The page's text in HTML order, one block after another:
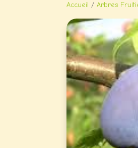
Accueil / Arbres